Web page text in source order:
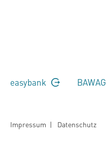
easybank BAWAG
Impressum | Datenschutz